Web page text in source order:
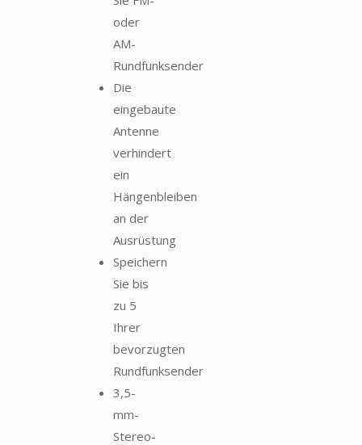
oder
AM-
Rundfunksender
Die
eingebaute
Antenne
verhindert
ein
Hängenbleiben
an der
Ausrüstung
Speichern
Sie bis
zu 5
Ihrer
bevorzugten
Rundfunksender
3,5-
mm-
Stereo-